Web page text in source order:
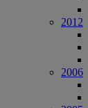
2012
2006